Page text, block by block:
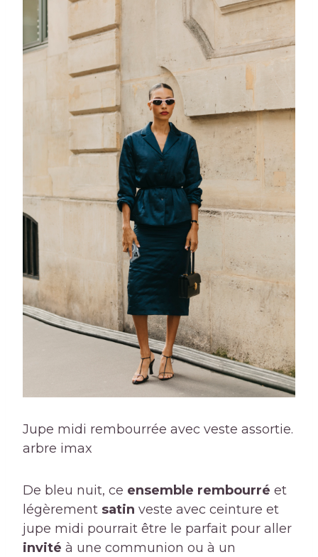
Jupe midi rembourrée avec veste assortie.
arbre imax
De bleu nuit, ce ensemble rembourré et
légèrement satin veste avec ceinture et
jupe midi pourrait être le parfait pour aller
invité à une communion ou à un